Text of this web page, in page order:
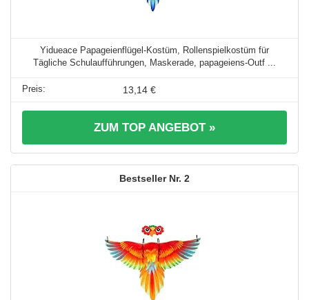
Yidueace Papageienflügel-Kostüm, Rollenspielkostüm für
Tägliche Schulaufführungen, Maskerade, papageiens-Outf ...
13,14 €
ZUM TOP ANGEBOT »
2